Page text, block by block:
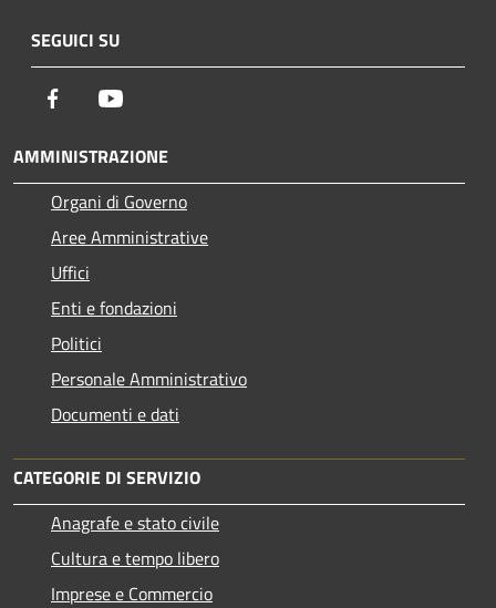
SEGUICI SU
Facebook
AMMINISTRAZIONE
Organi di Governo
Aree Amministrative
Uffici
Enti e fondazioni
Politici
Personale Amministrativo
Documenti e dati
CATEGORIE DI SERVIZIO
Anagrafe e stato civile
Cultura e tempo libero
Imprese e Commercio